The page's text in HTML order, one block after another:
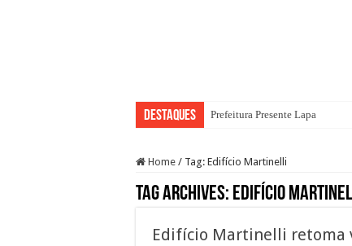
Destaques Prefeitura Presente Lapa
Home / Tag: Edifício Martinelli
Tag Archives: Edifício
Edifício Martinelli retoma